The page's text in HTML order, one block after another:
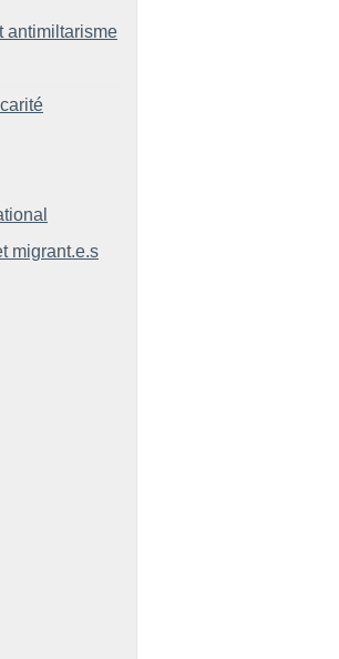
antimiltarisme
migrant.e.s